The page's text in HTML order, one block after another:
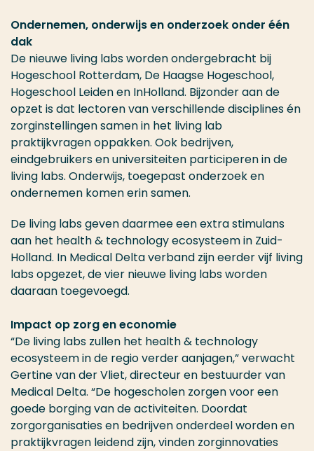
Ondernemen, onderwijs en onderzoek onder één
dak
De nieuwe living labs worden ondergebracht bij
Hogeschool Rotterdam, De Haagse Hogeschool,
Hogeschool Leiden en InHolland. Bijzonder aan de
opzet is dat lectoren van verschillende disciplines én
zorginstellingen samen in het living lab
praktijkvragen oppakken. Ook bedrijven,
eindgebruikers en universiteiten participeren in de
living labs. Onderwijs, toegepast onderzoek en
ondernemen komen erin samen.
De living labs geven daarmee een extra stimulans
aan het health & technology ecosysteem in Zuid-
Holland. In Medical Delta verband zijn eerder vijf living
labs opgezet, de vier nieuwe living labs worden
daaraan toegevoegd.
Impact op zorg en economie
“De living labs zullen het health & technology
ecosysteem in de regio verder aanjagen,” verwacht
Gertine van der Vliet, directeur en bestuurder van
Medical Delta. “De hogescholen zorgen voor een
goede borging van de activiteiten. Doordat
zorgorganisaties en bedrijven onderdeel worden en
praktijkvragen leidend zijn, vinden zorginnovaties